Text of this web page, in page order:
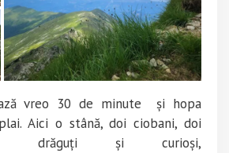
vreo 30 de minute și hopa
Aici o stână, doi ciobani, doi
drăguți și curioși,